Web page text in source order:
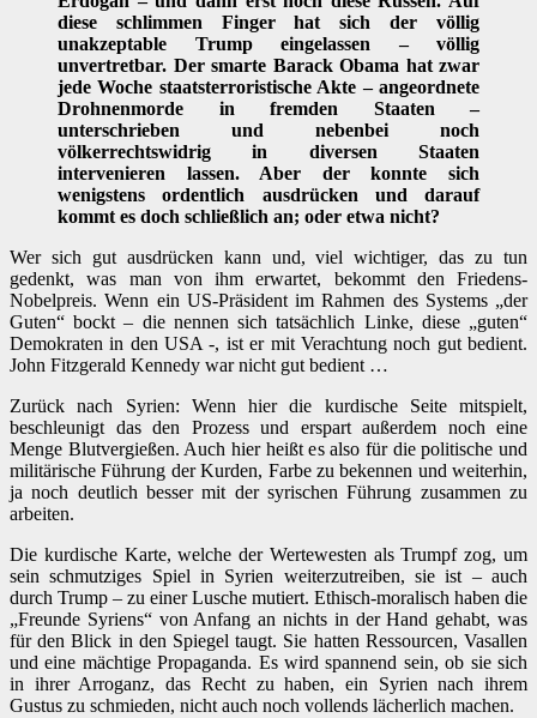
diese schlimmen Finger hat sich der völlig
unakzeptable Trump eingelassen – völlig
unvertretbar. Der smarte Barack Obama hat zwar
jede Woche staatsterroristische Akte – angeordnete
Drohnenmorde in fremden Staaten –
unterschrieben und nebenbei noch
völkerrechtswidrig in diversen Staaten
intervenieren lassen. Aber der konnte sich
wenigstens ordentlich ausdrücken und darauf
kommt es doch schließlich an; oder etwa nicht?
Wer sich gut ausdrücken kann und, viel wichtiger, das zu tun
gedenkt, was man von ihm erwartet, bekommt den Friedens-
Nobelpreis. Wenn ein US-Präsident im Rahmen des Systems „der
Guten“ bockt – die nennen sich tatsächlich Linke, diese „guten“
Demokraten in den USA -, ist er mit Verachtung noch gut bedient.
John Fitzgerald Kennedy war nicht gut bedient …
Zurück nach Syrien: Wenn hier die kurdische Seite mitspielt,
beschleunigt das den Prozess und erspart außerdem noch eine
Menge Blutvergießen. Auch hier heißt es also für die politische und
militärische Führung der Kurden, Farbe zu bekennen und weiterhin,
ja noch deutlich besser mit der syrischen Führung zusammen zu
arbeiten.
Die kurdische Karte, welche der Wertewesten als Trumpf zog, um
sein schmutziges Spiel in Syrien weiterzutreiben, sie ist – auch
durch Trump – zu einer Lusche mutiert. Ethisch-moralisch haben die
„Freunde Syriens“ von Anfang an nichts in der Hand gehabt, was
für den Blick in den Spiegel taugt. Sie hatten Ressourcen, Vasallen
und eine mächtige Propaganda. Es wird spannend sein, ob sie sich
in ihrer Arroganz, das Recht zu haben, ein Syrien nach ihrem
Gustus zu schmieden, nicht auch noch vollends lächerlich machen.